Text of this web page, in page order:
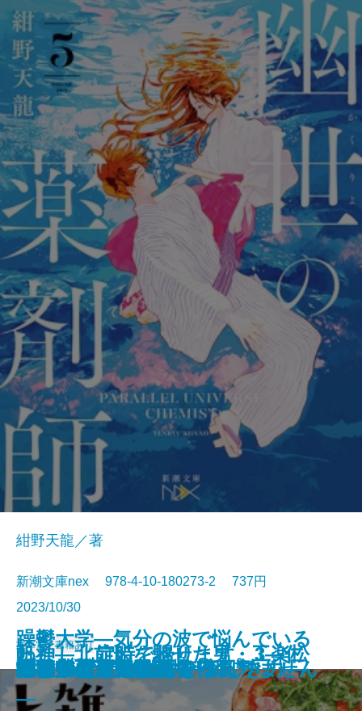
世の中と足並みがそろわない
もう一杯だけ飲んで帰ろう。
わたし、定時で帰ります。3―仁
義なき賃上げ闘争編―
女たち三百人の裏切りの書
帆神―北前船を馳せた男・工楽松
右衛門―
計算する生命
もういちど
千羽鶴
悪なき殺人
幽世の薬剤師5
紺野天龍／著
新潮文庫nex 978-4-10-180273-2 737円
2023/10/30
文庫電子書籍あり
雑草姫のレストラン
神よ憐れみたまえ
モテの壁
いつかたこぶねになる日
外科室・天守物語
ギリシア人の物語4―新しき力―
小島
掲載禁止 撮影現場
躁鬱大学―気分の波で悩んでいる
のは、あなただけではありません
―
旅のつばくろ